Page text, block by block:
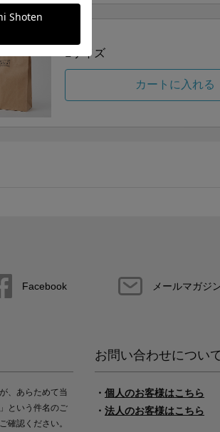
Lサイズ
カートに入れる
Facebook メールマガジ
、あらためて当
という件名のご
確認ください。
お問い合わせについ
・ 個人のお客様はこちら
・ 法人のお客様はこちら